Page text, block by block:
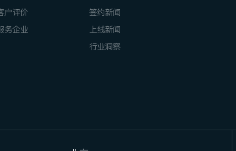
户评价
务企业
签约新闻
上线新闻
行业洞察